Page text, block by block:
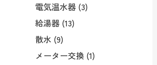
電気温水器 (3)
給湯器 (13)
散水 (9)
メーター交換 (1)